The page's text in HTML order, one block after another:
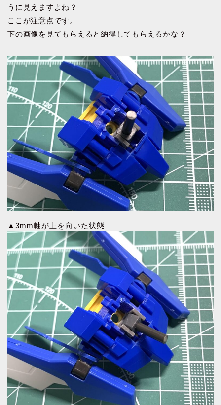
うに見えますよね？
ここが注意点です。
下の画像を見てもらえると納得してもらえるかな？
▲3mm軸が上を向いた状態